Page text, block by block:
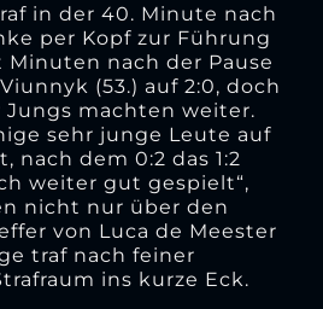
in der 40. Minute nach
per Kopf zur Führung
Minuten nach der Pause
(53.) auf 2:0, doch
machten weiter.
sehr junge Leute auf
nach dem 0:2 das 1:2
weiter gut gespielt“,
nicht nur über den
von Luca de Meester
traf nach feiner
ins kurze Eck.